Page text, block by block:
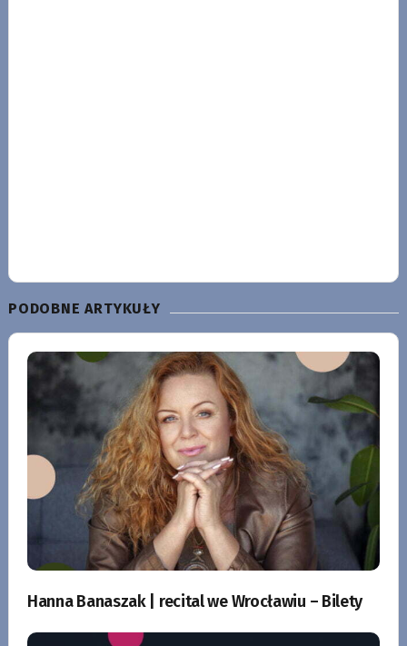
PODOBNE ARTYKUŁY
Hanna Banaszak | recital we Wrocławiu – Bilety